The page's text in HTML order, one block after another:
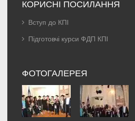
КОРИСНІ ПОСИЛАННЯ
Вступ до КПІ
Підготовчі курси ФДП КПІ
ФОТОГАЛЕРЕЯ